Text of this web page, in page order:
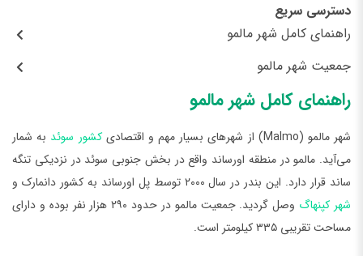
دسترسی سریع
راهنمای کامل شهر مالمو
جمعیت شهر مالمو
راهنمای کامل شهر مالمو
شهر مالمو (Malmo) از شهرهای بسیار مهم و اقتصادی کشور سوئد به شمار
می‌آید. مالمو در منطقه اورساند واقع در بخش جنوبی سوئد در نزدیکی تنگه
ساند قرار دارد. این بندر در سال ۲۰۰۰ توسط پل اورساند به کشور دانمارک و
شهر کپنهاگ
وصل گردید. جمعیت مالمو در حدود ۲۹۰ هزار نفر بوده و دارای
مساحت تقریبی ۳۳۵ کیلومتر است.